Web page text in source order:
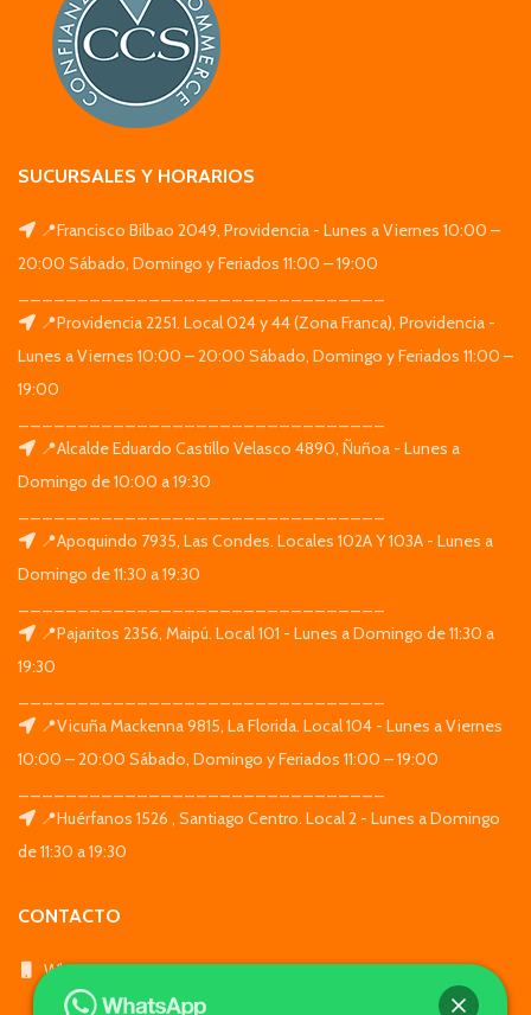
SUCURSALES Y HORARIOS
📍Francisco Bilbao 2049, Providencia - Lunes a Viernes 10:00 –
20:00 Sábado, Domingo y Feriados 11:00 – 19:00
📍Providencia 2251. Local 024 y 44 (Zona Franca), Providencia -
Lunes a Viernes 10:00 – 20:00 Sábado, Domingo y Feriados 11:00 –
19:00
📍Alcalde Eduardo Castillo Velasco 4890, Ñuñoa - Lunes a
Domingo de 10:00 a 19:30
📍Apoquindo 7935, Las Condes. Locales 102A Y 103A - Lunes a
Domingo de 11:30 a 19:30
📍Pajaritos 2356, Maipú. Local 101 - Lunes a Domingo de 11:30 a
19:30
📍Vicuña Mackenna 9815, La Florida. Local 104 - Lunes a Viernes
10:00 – 20:00 Sábado, Domingo y Feriados 11:00 – 19:00
📍Huérfanos 1526 , Santiago Centro. Local 2 - Lunes a Domingo
de 11:30 a 19:30
CONTACTO
WhatsApp: +569 7564 4676